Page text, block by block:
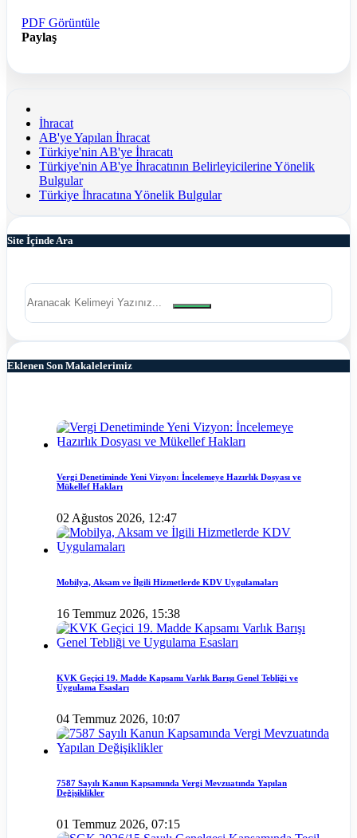
PDF Görüntüle
Paylaş
İhracat
AB'ye Yapılan İhracat
Türkiye'nin AB'ye İhracatı
Türkiye'nin AB'ye İhracatının Belirleyicilerine Yönelik
Bulgular
Türkiye İhracatına Yönelik Bulgular
Site İçinde Ara
Eklenen Son Makalelerimiz
Vergi Denetiminde Yeni Vizyon: İncelemeye Hazırlık Dosyası ve
Mükellef Hakları
02 Ağustos 2026, 12:47
Mobilya, Aksam ve İlgili Hizmetlerde KDV Uygulamaları
16 Temmuz 2026, 15:38
KVK Geçici 19. Madde Kapsamı Varlık Barışı Genel Tebliği ve
Uygulama Esasları
04 Temmuz 2026, 10:07
7587 Sayılı Kanun Kapsamında Vergi Mevzuatında Yapılan
Değişiklikler
01 Temmuz 2026, 07:15